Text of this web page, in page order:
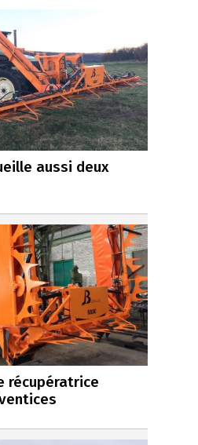
aussi deux
récupératrice